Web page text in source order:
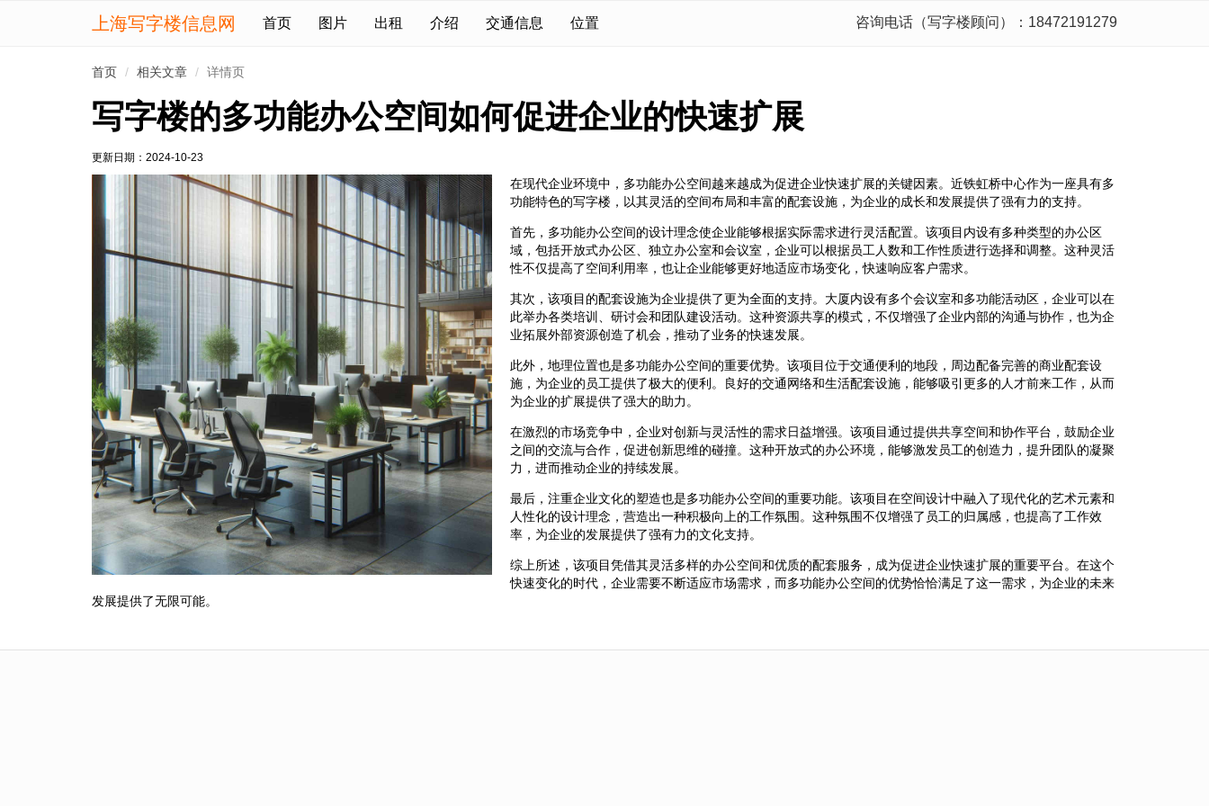
上海写字楼信息网 首页 图片 出租 介绍 交通信息 位置 咨询电话（写字楼顾问）：18472191279
首页 相关文章 详情页
写字楼的多功能办公空间如何促进企业的快速扩展
更新日期： 2024-10-23
在现代企业环境中，多功能办公空间越来越成为促进企业快速扩展的关键因素。近铁虹桥中心作为一座具有多
功能特色的写字楼，以其灵活的空间布局和丰富的配套设施，为企业的成长和发展提供了强有力的支持。
首先，多功能办公空间的设计理念使企业能够根据实际需求进行灵活配置。该项目内设有多种类型的办公区
域，包括开放式办公区、独立办公室和会议室，企业可以根据员工人数和工作性质进行选择和调整。这种灵活
性不仅提高了空间利用率，也让企业能够更好地适应市场变化，快速响应客户需求。
其次，该项目的配套设施为企业提供了更为全面的支持。大厦内设有多个会议室和多功能活动区，企业可以在
此举办各类培训、研讨会和团队建设活动。这种资源共享的模式，不仅增强了企业内部的沟通与协作，也为企
业拓展外部资源创造了机会，推动了业务的快速发展。
此外，地理位置也是多功能办公空间的重要优势。该项目位于交通便利的地段，周边配备完善的商业配套设
施，为企业的员工提供了极大的便利。良好的交通网络和生活配套设施，能够吸引更多的人才前来工作，从而
为企业的扩展提供了强大的助力。
在激烈的市场竞争中，企业对创新与灵活性的需求日益增强。该项目通过提供共享空间和协作平台，鼓励企业
之间的交流与合作，促进创新思维的碰撞。这种开放式的办公环境，能够激发员工的创造力，提升团队的凝聚
力，进而推动企业的持续发展。
最后，注重企业文化的塑造也是多功能办公空间的重要功能。该项目在空间设计中融入了现代化的艺术元素和
人性化的设计理念，营造出一种积极向上的工作氛围。这种氛围不仅增强了员工的归属感，也提高了工作效
率，为企业的发展提供了强有力的文化支持。
综上所述，该项目凭借其灵活多样的办公空间和优质的配套服务，成为促进企业快速扩展的重要平台。在这个
快速变化的时代，企业需要不断适应市场需求，而多功能办公空间的优势恰恰满足了这一需求，为企业的未来
发展提供了无限可能。